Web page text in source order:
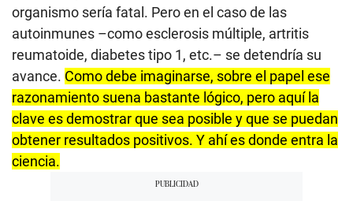
organismo sería fatal. Pero en el caso de las
autoinmunes –como esclerosis múltiple, artritis
reumatoide, diabetes tipo 1, etc.– se detendría su
avance. Como debe imaginarse, sobre el papel ese
razonamiento suena bastante lógico, pero aquí la
clave es demostrar que sea posible y que se puedan
obtener resultados positivos. Y ahí es donde entra la
ciencia.